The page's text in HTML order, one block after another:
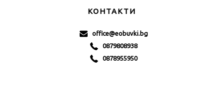
КОНТАКТИ
office@eobuvki.bg
0879808938
0878955950